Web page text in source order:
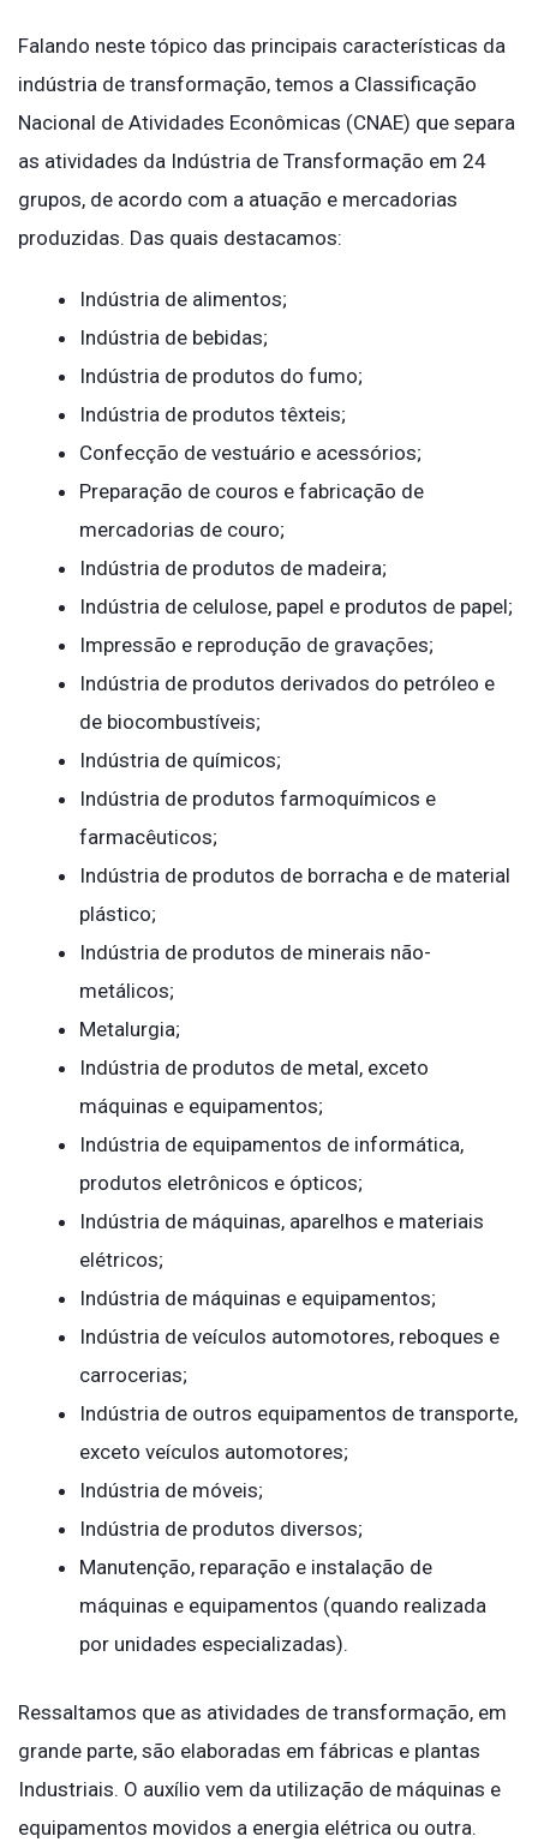
Falando neste tópico das principais características da
indústria de transformação, temos a Classificação
Nacional de Atividades Econômicas (CNAE) que separa
as atividades da Indústria de Transformação em 24
grupos, de acordo com a atuação e mercadorias
produzidas. Das quais destacamos:
Indústria de alimentos;
Indústria de bebidas;
Indústria de produtos do fumo;
Indústria de produtos têxteis;
Confecção de vestuário e acessórios;
Preparação de couros e fabricação de
mercadorias de couro;
Indústria de produtos de madeira;
Indústria de celulose, papel e produtos de papel;
Impressão e reprodução de gravações;
Indústria de produtos derivados do petróleo e
de biocombustíveis;
Indústria de químicos;
Indústria de produtos farmoquímicos e
farmacêuticos;
Indústria de produtos de borracha e de material
plástico;
Indústria de produtos de minerais não-
metálicos;
Metalurgia;
Indústria de produtos de metal, exceto
máquinas e equipamentos;
Indústria de equipamentos de informática,
produtos eletrônicos e ópticos;
Indústria de máquinas, aparelhos e materiais
elétricos;
Indústria de máquinas e equipamentos;
Indústria de veículos automotores, reboques e
carrocerias;
Indústria de outros equipamentos de transporte,
exceto veículos automotores;
Indústria de móveis;
Indústria de produtos diversos;
Manutenção, reparação e instalação de
máquinas e equipamentos (quando realizada
por unidades especializadas).
Ressaltamos que as atividades de transformação, em
grande parte, são elaboradas em fábricas e plantas
Industriais. O auxílio vem da utilização de máquinas e
equipamentos movidos a energia elétrica ou outra.